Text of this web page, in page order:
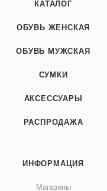
КАТАЛОГ
ОБУВЬ ЖЕНСКАЯ
ОБУВЬ МУЖСКАЯ
СУМКИ
АКСЕССУАРЫ
РАСПРОДАЖА
ИНФОРМАЦИЯ
Магазины